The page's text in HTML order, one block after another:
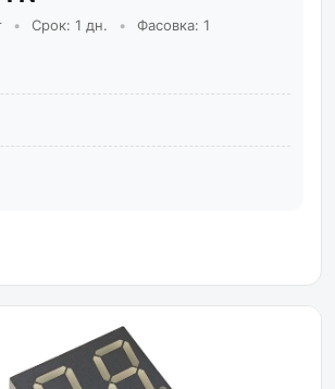
• Срок: 1 дн. •
Фасовка: 1